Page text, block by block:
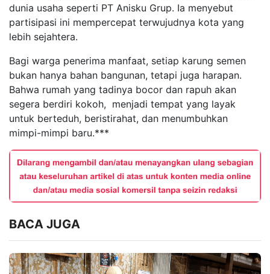
dunia usaha seperti PT Anisku Grup. Ia menyebut
partisipasi ini mempercepat terwujudnya kota yang
lebih sejahtera.
Bagi warga penerima manfaat, setiap karung semen
bukan hanya bahan bangunan, tetapi juga harapan.
Bahwa rumah yang tadinya bocor dan rapuh akan
segera berdiri kokoh, menjadi tempat yang layak
untuk berteduh, beristirahat, dan menumbuhkan
mimpi-mimpi baru.***
BACA JUGA